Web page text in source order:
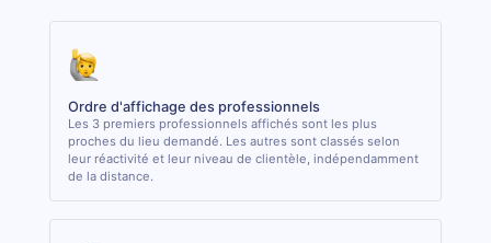
Ordre d'affichage des professionnels
Les 3 premiers professionnels affichés sont les plus
proches du lieu demandé. Les autres sont classés selon
leur réactivité et leur niveau de clientèle, indépendamment
de la distance.